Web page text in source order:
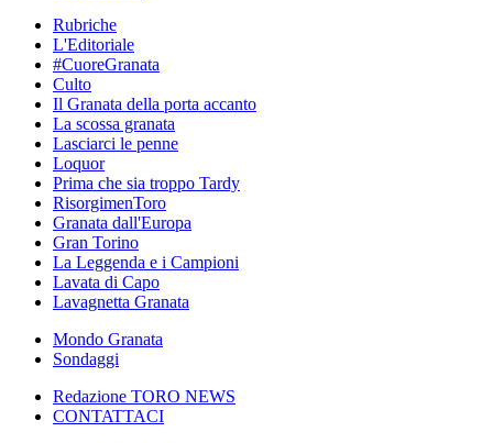
Rubriche
L'Editoriale
#CuoreGranata
Culto
Il Granata della porta accanto
La scossa granata
Lasciarci le penne
Loquor
Prima che sia troppo Tardy
RisorgimenToro
Granata dall'Europa
Gran Torino
La Leggenda e i Campioni
Lavata di Capo
Lavagnetta Granata
Mondo Granata
Sondaggi
Redazione TORO NEWS
CONTATTACI